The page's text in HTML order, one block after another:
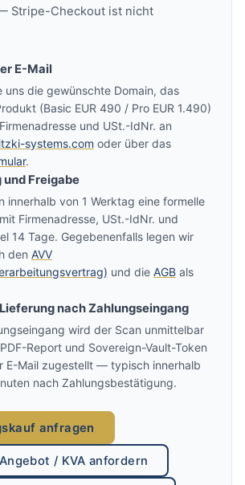
Stripe-Checkout ist nicht
E-Mail
uns die gewünschte Domain, das
(Basic EUR 490 / Pro EUR 1.490)
und USt.-IdNr. an
systems.com oder über das
.
und Freigabe
innerhalb von 1 Werktag eine formelle
Firmenadresse, USt.-IdNr. und
14 Tage. Gegebenenfalls legen wir
den AVV
und die AGB als
nach Zahlungseingang
wird der Scan unmittelbar
Report und Sovereign-Vault-Token
E-Mail zugestellt — typisch innerhalb
nach Zahlungsbestätigung.
anfragen
/ KVA anfordern